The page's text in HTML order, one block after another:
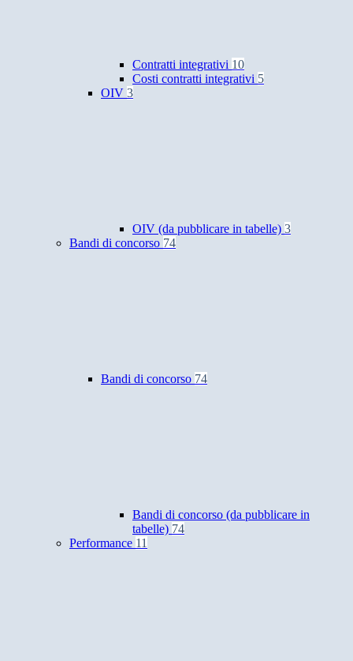
Contratti integrativi 10
Costi contratti integrativi 5
OIV 3
OIV (da pubblicare in tabelle) 3
Bandi di concorso 74
Bandi di concorso 74
Bandi di concorso (da pubblicare in
tabelle) 74
Performance 11